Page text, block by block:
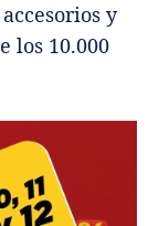
y
los 10.000